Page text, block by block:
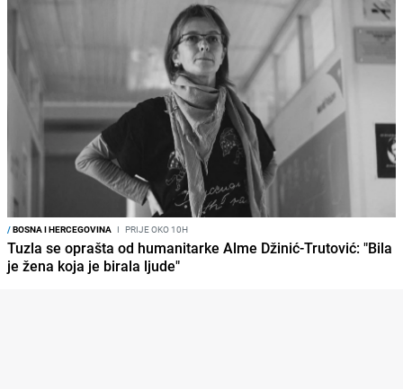
/BOSNA I HERCEGOVINA I PRIJE OKO 10H
Tuzla se oprašta od humanitarke Alme Džinić-Trutović: "Bila
je žena koja je birala ljude"